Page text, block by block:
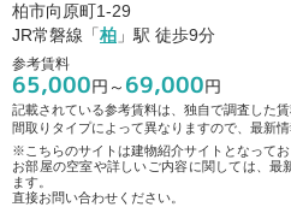
柏市向原町1-29
JR常磐線「柏 」駅 徒歩9分
参考賃料
65,000円～ 69,000円
記載されている参考賃料は、独自で調査した賃
間取りタイプによって異なりますので、最新
※こちらのサイトは建物紹介サイトとなってお
お部屋の空室や詳しいご内容に関しては、最
ます。
直接お問い合わせください。